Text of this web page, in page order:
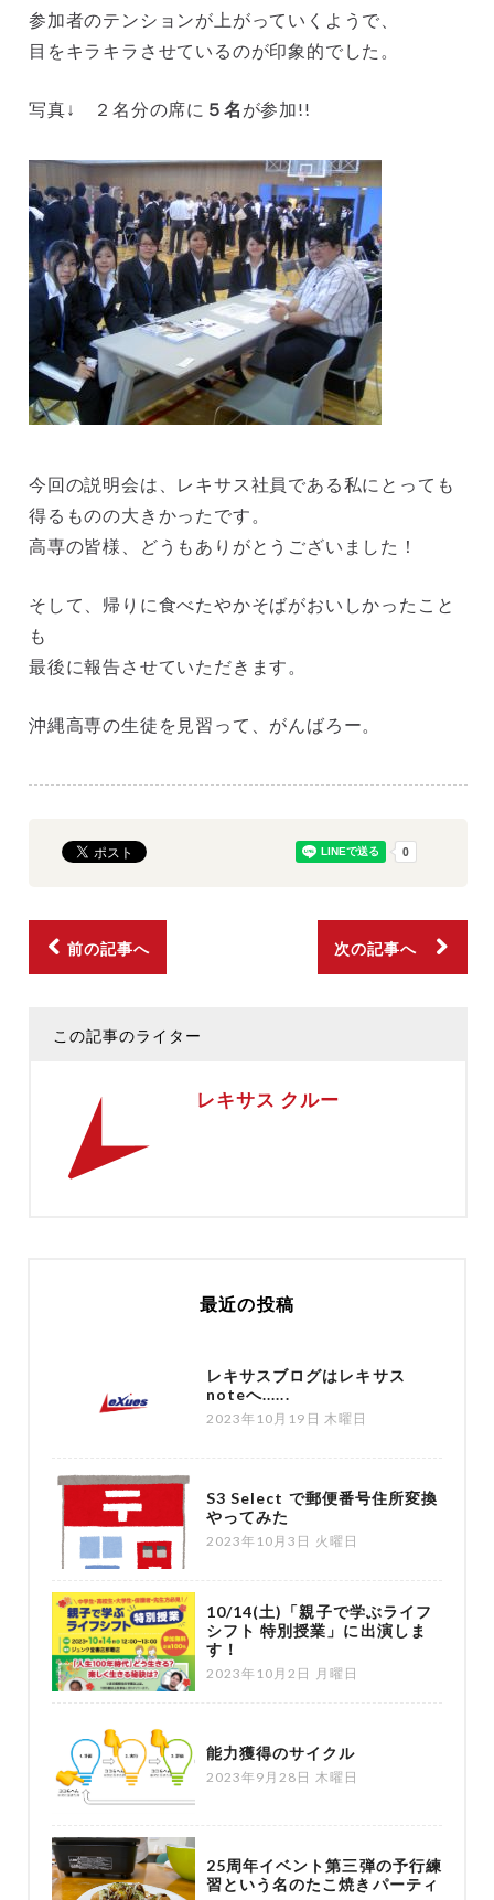
参加者のテンションが上がっていくようで、
目をキラキラさせているのが印象的でした。
写真↓ ２名分の席に ５名 が参加!!
今回の説明会は、レキサス社員である私にとっても
得るものの大きかったです。
高専の皆様、どうもありがとうございました！
そして、帰りに食べたやかそばがおいしかったこと
も
最後に報告させていただきます。
沖縄高専の生徒を見習って、がんばろー。
前の記事へ 次の記事へ
この記事のライター
レキサス クルー
最近の投稿
レキサスブログはレキサス
noteへ......
2023年10月19日 木曜日
S3 Select で郵便番号住所変換
やってみた
2023年10月3日 火曜日
10/14(土)「親子で学ぶライフ
シフト 特別授業」に出演しま
す！
2023年10月2日 月曜日
能力獲得のサイクル
2023年9月28日 木曜日
25周年イベント第三弾の予行練
習という名のたこ焼きパーティ